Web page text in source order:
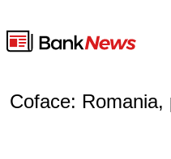
Coface: